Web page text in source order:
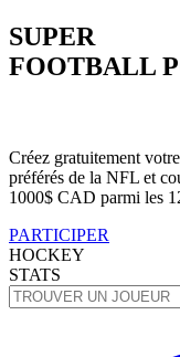
SUPER
FOOTBALL
Créez gratuitement
préférés de la NFL et
1000$ CAD parmi les
PARTICIPER
HOCKEY
STATS